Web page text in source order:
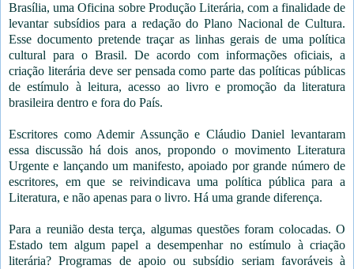
Brasília, uma Oficina sobre Produção Literária, com a finalidade de
levantar subsídios para a redação do Plano Nacional de Cultura.
Esse documento pretende traçar as linhas gerais de uma política
cultural para o Brasil. De acordo com informações oficiais, a
criação literária deve ser pensada como parte das políticas públicas
de estímulo à leitura, acesso ao livro e promoção da literatura
brasileira dentro e fora do País.
Escritores como Ademir Assunção e Cláudio Daniel levantaram
essa discussão há dois anos, propondo o movimento Literatura
Urgente e lançando um manifesto, apoiado por grande número de
escritores, em que se reivindicava uma política pública para a
Literatura, e não apenas para o livro. Há uma grande diferença.
Para a reunião desta terça, algumas questões foram colocadas. O
Estado tem algum papel a desempenhar no estímulo à criação
literária? Programas de apoio ou subsídio seriam favoráveis à